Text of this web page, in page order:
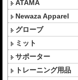
ATAMA
Newaza Apparel
グローブ
ミット
サポーター
トレーニング用品